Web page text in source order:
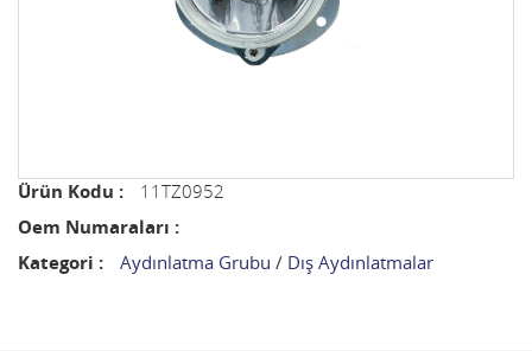
Ürün Kodu :
11TZ0952
Oem Numaraları :
Kategori :
Aydınlatma Grubu / Dış Aydınlatmalar